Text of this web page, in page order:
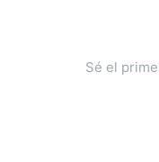
Sé el